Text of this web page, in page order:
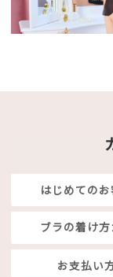
はじめての
ブラの着け
お支払い